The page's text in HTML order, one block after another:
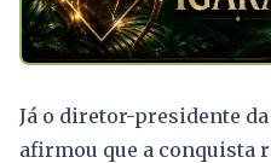
Já o diretor-presidente da
afirmou que a conquista